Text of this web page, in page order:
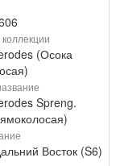
(Осока
Spreng.
Восток (S6)